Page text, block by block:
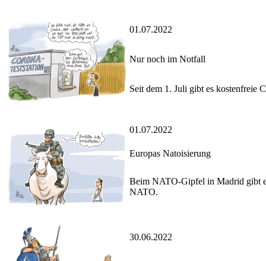
01.07.2022
Nur noch im Notfall
Seit dem 1. Juli gibt es kostenfreie
01.07.2022
Europas Natoisierung
Beim NATO-Gipfel in Madrid gibt
NATO.
30.06.2022